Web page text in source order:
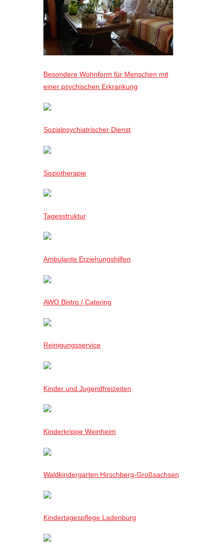
Besondere Wohnform für Menschen mit
einer psychischen Erkrankung
Sozialpsychiatrischer Dienst
Soziotherapie
Tagesstruktur
Ambulante Erziehungshilfen
AWO Bistro / Catering
Reinigungsservice
Kinder und Jugendfreizeiten
Kinderkrippe Weinheim
Waldkindergarten Hirschberg-Großsachsen
Kindertagespflege Ladenburg